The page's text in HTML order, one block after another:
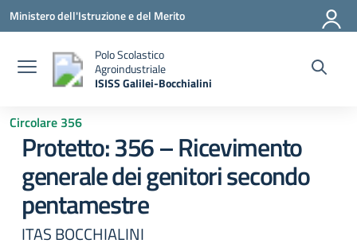
Ministero dell'Istruzione e del Merito
Polo Scolastico
Agroindustriale
ISISS Galilei-Bocchialini
Circolare 356
Protetto: 356 – Ricevimento
generale dei genitori secondo
pentamestre
ITAS BOCCHIALINI